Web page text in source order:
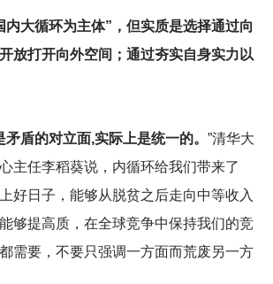
内大循环为主体”，但实质是选择通过向
放打开向外空间；通过夯实自身实力以
盾的对立面,实际上是统一的。 ”清华大
主任李稻葵说，内循环给我们带来了
好日子，能够从脱贫之后走向中等收入
够提高质，在全球竞争中保持我们的竞
需要，不要只强调一方面而荒废另一方